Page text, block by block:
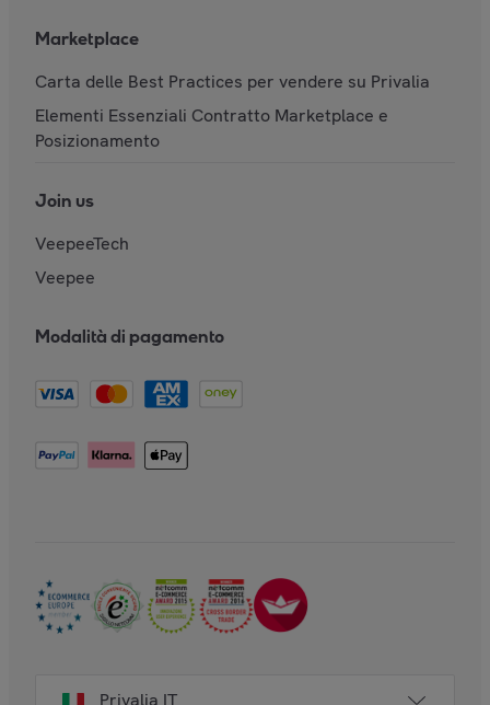
Marketplace
Carta delle Best Practices per vendere su Privalia
Elementi Essenziali Contratto Marketplace e
Posizionamento
Join us
VeepeeTech
Veepee
Modalità di pagamento
Privalia IT